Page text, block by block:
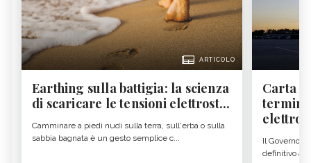
ARTICOLO
Earthing sulla battigia: la scienza
di scaricare le tensioni elettrost...
Camminare a piedi nudi sulla terra, sull'erba o sulla
sabbia bagnata è un gesto semplice c...
Carta
Il Governo
definitivo